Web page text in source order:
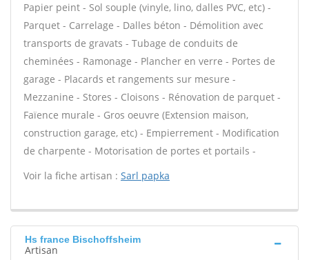
Papier peint - Sol souple (vinyle, lino, dalles PVC, etc) -
Parquet - Carrelage - Dalles béton - Démolition avec
transports de gravats - Tubage de conduits de
cheminées - Ramonage - Plancher en verre - Portes de
garage - Placards et rangements sur mesure -
Mezzanine - Stores - Cloisons - Rénovation de parquet -
Faïence murale - Gros oeuvre (Extension maison,
construction garage, etc) - Empierrement - Modification
de charpente - Motorisation de portes et portails -
Voir la fiche artisan : Sarl papka
Hs france Bischoffsheim
Artisan